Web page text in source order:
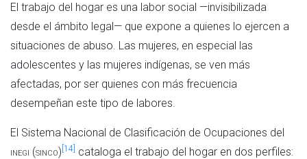
El trabajo del hogar es una labor social —invisibilizada
desde el ámbito legal— que expone a quienes lo ejercen a
situaciones de abuso. Las mujeres, en especial las
adolescentes y las mujeres indígenas, se ven más
afectadas, por ser quienes con más frecuencia
desempeñan este tipo de labores.
El Sistema Nacional de Clasificación de Ocupaciones del
inegi (sinco) [14] cataloga el trabajo del hogar en dos perfiles: